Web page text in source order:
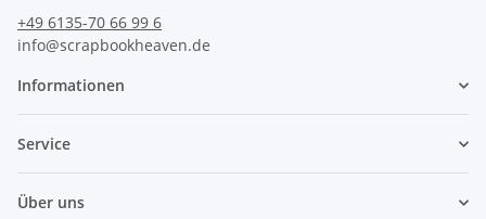
+49 6135-70 66 99 6
info@scrapbookheaven.de
Informationen
Service
Über uns